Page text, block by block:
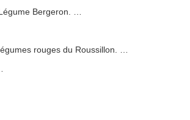
Bergeron. …
rouges du Roussillon. …